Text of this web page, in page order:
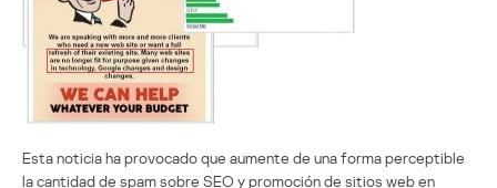
Esta noticia ha provocado que aumente de una forma perceptible
la cantidad de spam sobre SEO y promoción de sitios web en